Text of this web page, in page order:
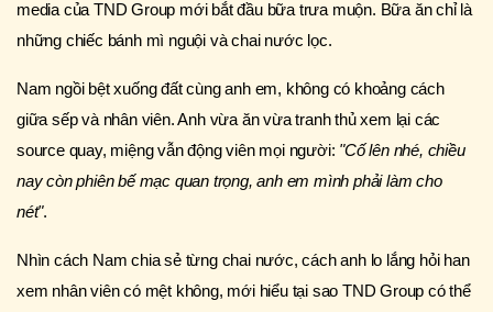
media của TND Group mới bắt đầu bữa trưa muộn. Bữa ăn chỉ là
những chiếc bánh mì nguội và chai nước lọc.
Nam ngồi bệt xuống đất cùng anh em, không có khoảng cách
giữa sếp và nhân viên. Anh vừa ăn vừa tranh thủ xem lại các
source quay, miệng vẫn động viên mọi người: "Cố lên nhé, chiều
nay còn phiên bế mạc quan trọng, anh em mình phải làm cho
nét".
Nhìn cách Nam chia sẻ từng chai nước, cách anh lo lắng hỏi han
xem nhân viên có mệt không, mới hiểu tại sao TND Group có thể